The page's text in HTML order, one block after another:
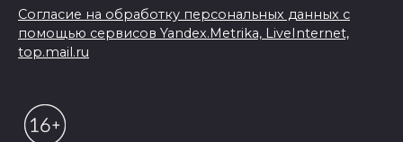
Согласие на обработку персональных данных с
помощью сервисов Yandex.Metrika, LiveInternet,
top.mail.ru